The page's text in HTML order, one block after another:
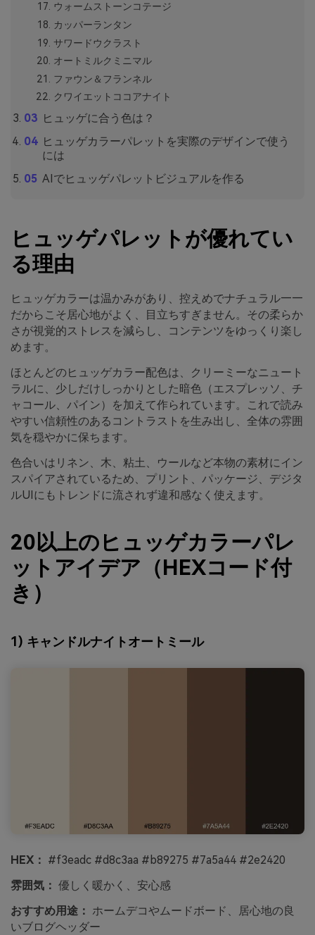
ウォームストーンコテージ
カッパーランタン
サワードウクラスト
オートミルクミニマル
ファウン＆フランネル
クワイエットココアナイト
ヒュッゲに合う色は？
ヒュッゲカラーパレットを実際のデザインで使う
には
AIでヒュッゲパレットビジュアルを作る
ヒュッゲパレットが優れてい
る理由
ヒュッゲカラーは温かみがあり、控えめでナチュラル——
だからこそ居心地がよく、目立ちすぎません。その柔らか
さが視覚的ストレスを減らし、コンテンツをゆっくり楽し
めます。
ほとんどのヒュッゲカラー配色は、クリーミーなニュート
ラルに、少しだけしっかりとした暗色（エスプレッソ、チ
ャコール、パイン）を加えて作られています。これで読み
やすい信頼性のあるコントラストを生み出し、全体の雰囲
気を穏やかに保ちます。
色合いはリネン、木、粘土、ウールなど本物の素材にイン
スパイアされているため、プリント、パッケージ、デジタ
ルUIにもトレンドに流されず違和感なく使えます。
20以上のヒュッゲカラーパレ
ットアイデア（HEXコード付
き）
1) キャンドルナイトオートミール
HEX： #f3eadc #d8c3aa #b89275 #7a5a44 #2e2420
雰囲気： 優しく暖かく、安心感
おすすめ用途： ホームデコやムードボード、居心地の良
いブログヘッダー